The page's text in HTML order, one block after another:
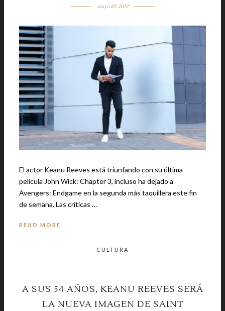
mayo 20, 2019
El actor Keanu Reeves está triunfando con su última
película John Wick: Chapter 3, incluso ha dejado a
Avengers: Endgame en la segunda más taquillera este fin
de semana. Las críticas …
READ MORE
CULTURA
A SUS 54 AÑOS, KEANU REEVES SERÁ
LA NUEVA IMAGEN DE SAINT